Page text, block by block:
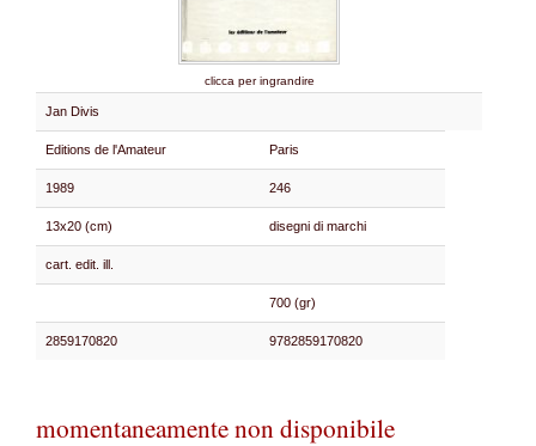
clicca per ingrandire
Jan Divis
Editions de l'Amateur Paris
1989 246
13x20 (cm) disegni di marchi
cart. edit. ill.
700 (gr)
2859170820 9782859170820
momentaneamente non disponibile